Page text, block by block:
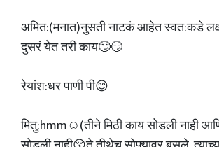
अमित:(मनात)नुसती नाटकं आहेत स्वत:कडे
दुसरं येत तरी काय🙄😏
रेयांश:धर पाणी पी😊
मितु:hmm☺️(तीने मिठी काय सोडली नाही